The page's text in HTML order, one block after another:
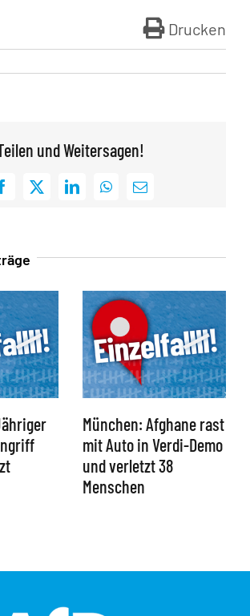
Drucken
und Weitersagen!
Facebook
X LinkedInWhatsApp
E-
München: Afghane rast
mit Auto in Verdi-Demo
und verletzt 38
Menschen